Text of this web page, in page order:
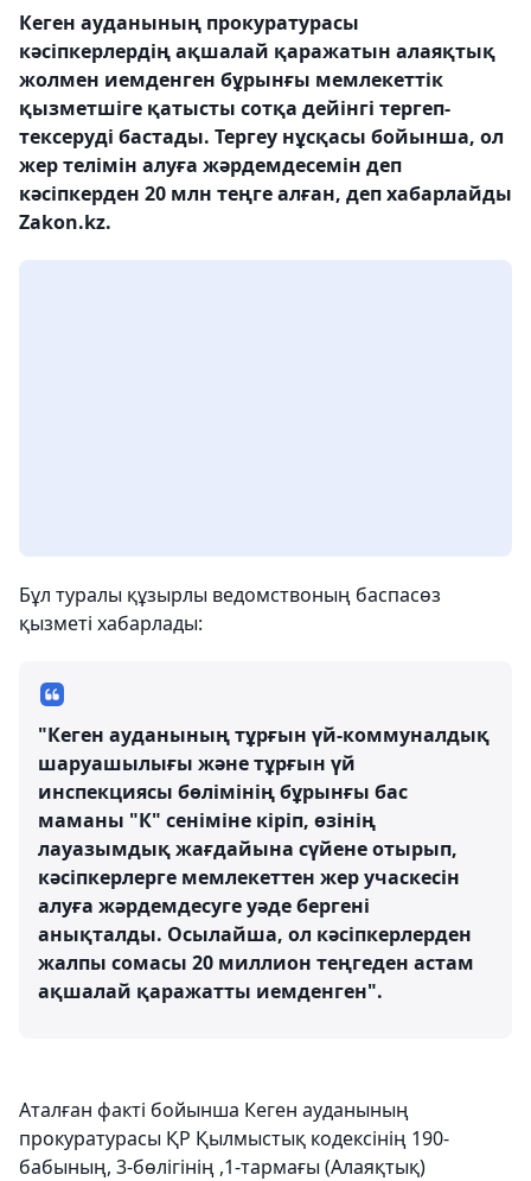
Кеген ауданының прокуратурасы
кәсіпкерлердің ақшалай қаражатын алаяқтық
жолмен иемденген бұрынғы мемлекеттік
қызметшіге қатысты сотқа дейінгі тергеп-
тексеруді бастады. Тергеу нұсқасы бойынша, ол
жер телімін алуға жәрдемдесемін деп
кәсіпкерден 20 млн теңге алған, деп хабарлайды
Zakon.kz.
Бұл туралы құзырлы ведомствоның баспасөз
қызметі хабарлады:
"Кеген ауданының тұрғын үй-коммуналдық
шаруашылығы және тұрғын үй
инспекциясы бөлімінің бұрынғы бас
маманы "К" сеніміне кіріп, өзінің
лауазымдық жағдайына сүйене отырып,
кәсіпкерлерге мемлекеттен жер учаскесін
алуға жәрдемдесуге уәде бергені
анықталды. Осылайша, ол кәсіпкерлерден
жалпы сомасы 20 миллион теңгеден астам
ақшалай қаражатты иемденген".
Аталған факті бойынша Кеген ауданының
прокуратурасы ҚР Қылмыстық кодексінің 190-
бабының, 3-бөлігінің ,1-тармағы (Алаяқтық)